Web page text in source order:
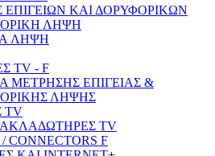
ΕΠΙΓΕΙΩΝ ΚΑΙ ΔΟΡΥΦΟΡΙΚΩΝ
ΛΗΨΗ
ΛΗΨΗ
TV - F
ΜΕΤΡΗΣΗΣ ΕΠΙΓΕΙΑΣ &
ΛΗΨΗΣ
TV
TV
CONNECTORS F